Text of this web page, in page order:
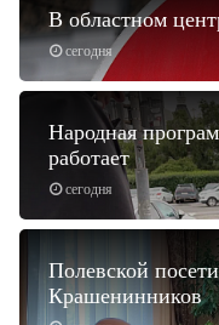
сегодня
В областном
сегодня
Народная
работает
Полевской
Крашенинников